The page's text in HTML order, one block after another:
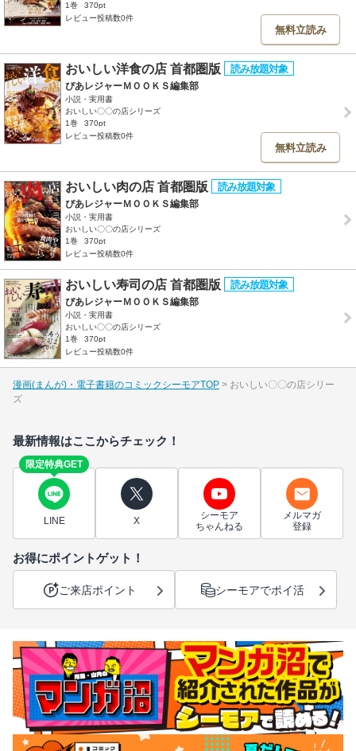
1巻
370pt
レビュー投稿数0件
無料立読み
おいしい洋食の店 首都圏版
ぴあレジャーＭＯＯＫＳ編集部
小説・実用書
おいしい〇〇の店シリーズ
1巻
370pt
レビュー投稿数0件
無料立読み
おいしい肉の店 首都圏版
ぴあレジャーＭＯＯＫＳ編集部
小説・実用書
おいしい〇〇の店シリーズ
1巻
370pt
レビュー投稿数0件
おいしい寿司の店 首都圏版
ぴあレジャーＭＯＯＫＳ編集部
小説・実用書
おいしい〇〇の店シリーズ
1巻
370pt
レビュー投稿数0件
漫画(まんが)・電子書籍のコミックシーモアTOP
おいしい〇〇の店シリー
ズ
最新情報はここからチェック！
限定特典GET
LINE X
シーモア
ちゃんねる
メルマガ
登録
お得にポイントゲット！
ご来店ポイント シーモアでポイ活